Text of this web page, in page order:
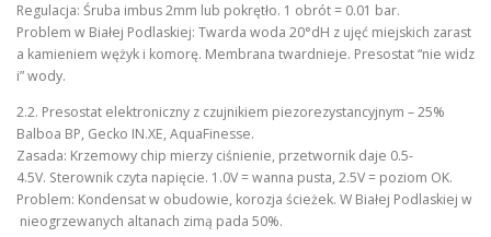
Regulacja: Śruba imbus 2mm lub pokrętło. 1 obrót = 0.01 bar.
Problem w Białej Podlaskiej: Twarda woda 20°dH z ujęć miejskich zarast
a kamieniem wężyk i komorę. Membrana twardnieje. Presostat “nie widz
i” wody.
2.2. Presostat elektroniczny z czujnikiem piezorezystancyjnym – 25%
Balboa BP, Gecko IN.XE, AquaFinesse.
Zasada: Krzemowy chip mierzy ciśnienie, przetwornik daje 0.5-
4.5V. Sterownik czyta napięcie. 1.0V = wanna pusta, 2.5V = poziom OK.
Problem: Kondensat w obudowie, korozja ścieżek. W Białej Podlaskiej w
nieogrzewanych altanach zimą pada 50%.